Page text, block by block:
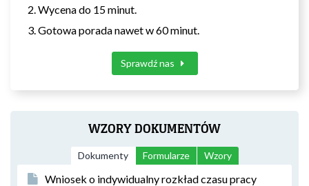
Wycena do 15 minut.
Gotowa porada nawet w 60 minut.
Sprawdź nas
WZORY DOKUMENTÓW
Dokumenty Formularze Wzory
Wniosek o indywidualny rozkład czasu pracy